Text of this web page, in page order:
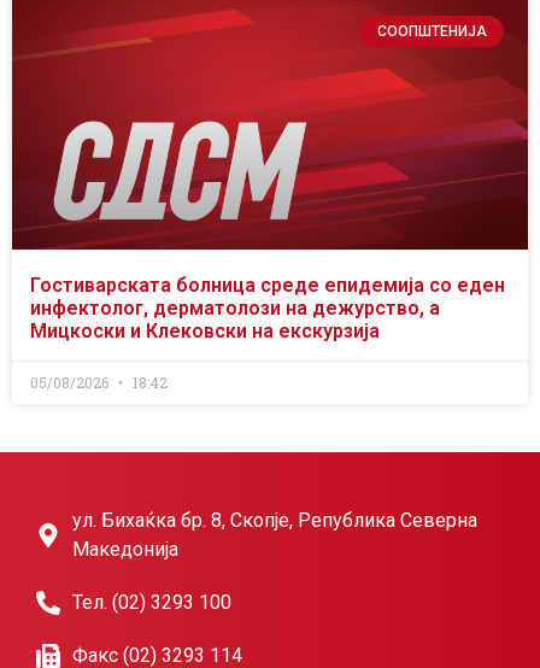
СООПШТЕНИЈА
Гостиварската болница среде епидемија со еден
инфектолог, дерматолози на дежурство, а
Мицкоски и Клековски на екскурзија
05/08/2026 18:42
ул. Бихаќка бр. 8, Скопје, Република Северна
Македонија
Тел. (02) 3293 100
Факс (02) 3293 114